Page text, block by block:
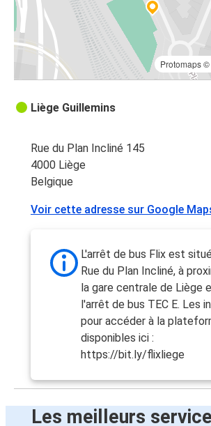
Protomaps©
Liège Guillemins
Rue du Plan Incliné 145
4000 Liège
Belgique
Voir cette adresse sur Google
L'arrêt de bus Flix est
Rue du Plan Incliné, à
la gare centrale de Liège
l'arrêt de bus TEC E. Les
pour accéder à la
disponibles ici :
https://bit.ly/flixliege
Les meilleurs